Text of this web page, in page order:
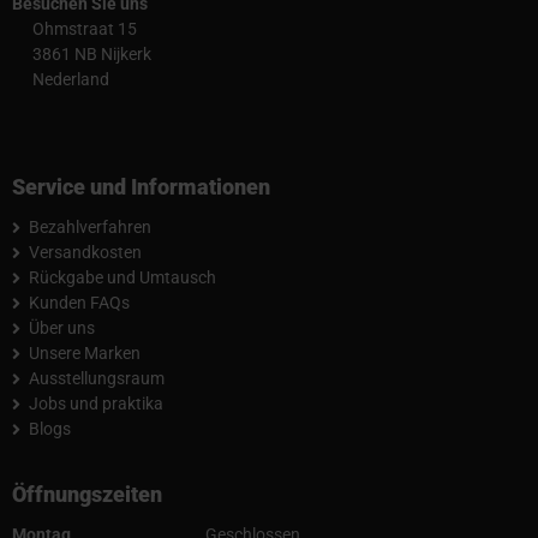
Ohmstraat 15
3861 NB Nijkerk
Nederland
Service und Informationen
Bezahlverfahren
Versandkosten
Rückgabe und Umtausch
Kunden FAQs
Über uns
Unsere Marken
Ausstellungsraum
Jobs und praktika
Blogs
Öffnungszeiten